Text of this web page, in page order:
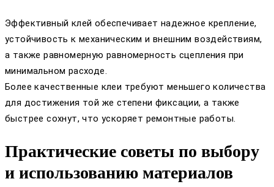
Эффективный клей обеспечивает надежное крепление,
устойчивость к механическим и внешним воздействиям,
а также равномерную равномерность сцепления при
минимальном расходе.
Более качественные клеи требуют меньшего количества
для достижения той же степени фиксации, а также
быстрее сохнут, что ускоряет ремонтные работы.
Практические советы по выбору
и использованию материалов